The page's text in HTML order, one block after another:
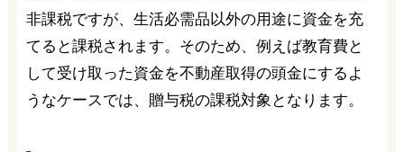
非課税ですが、生活必需品以外の用途に資金を充
てると課税されます。そのため、例えば教育費と
して受け取った資金を不動産取得の頭金にするよ
うなケースでは、贈与税の課税対象となります。